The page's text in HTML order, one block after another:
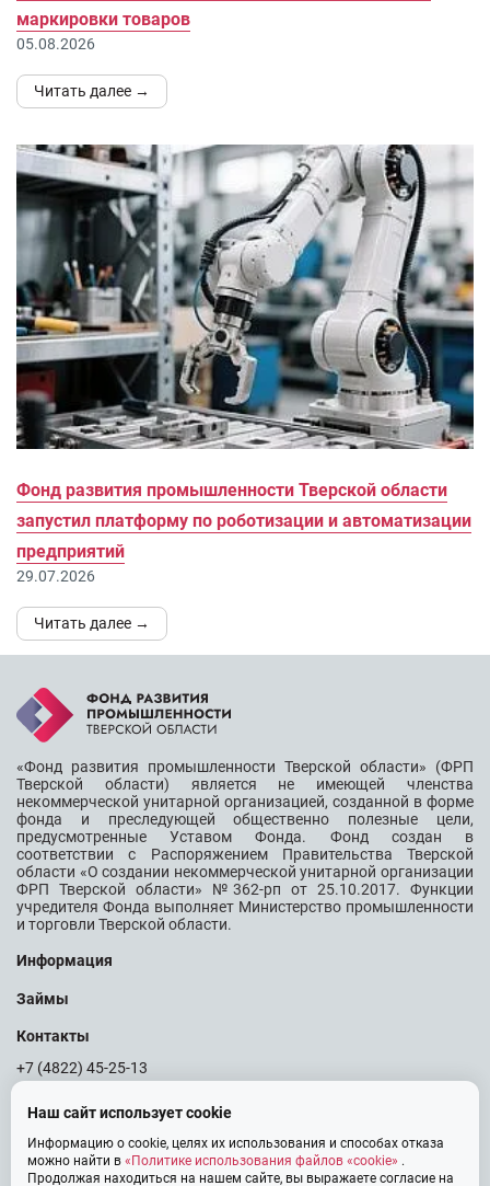
маркировки товаров
05.08.2026
Читать далее →
Фонд развития промышленности Тверской области
запустил платформу по роботизации и автоматизации
предприятий
29.07.2026
Читать далее →
«Фонд развития промышленности Тверской области» (ФРП
Тверской области) является не имеющей членства
некоммерческой унитарной организацией, созданной в форме
фонда и преследующей общественно полезные цели,
предусмотренные Уставом Фонда. Фонд создан в
соответствии с Распоряжением Правительства Тверской
области «О создании некоммерческой унитарной организации
ФРП Тверской области» №362-рп от 25.10.2017. Функции
учредителя Фонда выполняет Министерство промышленности
и торговли Тверской области.
Информация
Займы
Контакты
+7 (4822) 45-25-13
Наш сайт использует cookie
Информацию о cookie, целях их использования и способах отказа
можно найти в «Политике использования файлов «cookie» .
Продолжая находиться на нашем сайте, вы выражаете согласие на